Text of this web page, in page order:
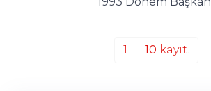
1 10 kayıt.